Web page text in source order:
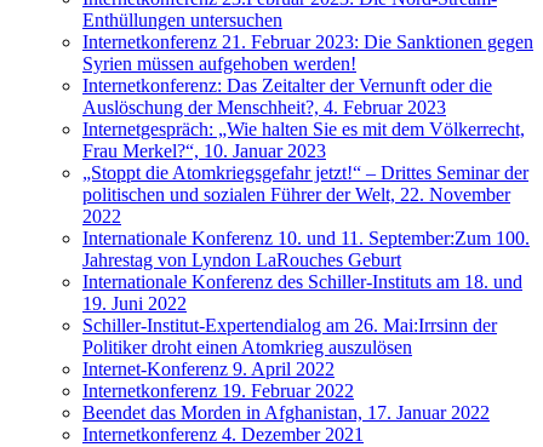
Enthüllungen untersuchen
Internetkonferenz 21. Februar 2023: Die Sanktionen gegen
Syrien müssen aufgehoben werden!
Internetkonferenz: Das Zeitalter der Vernunft oder die
Auslöschung der Menschheit?, 4. Februar 2023
Internetgespräch: „Wie halten Sie es mit dem Völkerrecht,
Frau Merkel?“, 10. Januar 2023
„Stoppt die Atomkriegsgefahr jetzt!“ – Drittes Seminar der
politischen und sozialen Führer der Welt, 22. November
2022
Internationale Konferenz 10. und 11. September:Zum 100.
Jahrestag von Lyndon LaRouches Geburt
Internationale Konferenz des Schiller-Instituts am 18. und
19. Juni 2022
Schiller-Institut-Expertendialog am 26. Mai:Irrsinn der
Politiker droht einen Atomkrieg auszulösen
Internet-Konferenz 9. April 2022
Internetkonferenz 19. Februar 2022
Beendet das Morden in Afghanistan, 17. Januar 2022
Internetkonferenz 4. Dezember 2021